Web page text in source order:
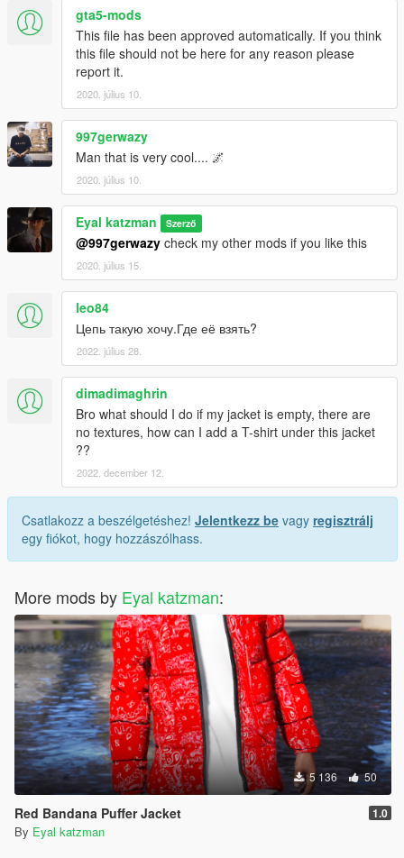
gta5-mods
This file has been approved automatically. If you think
this file should not be here for any reason please
report it.
2020. július 10.
997gerwazy
Man that is very cool.... 🌌
2020. július 10.
Eyal katzman Szerző
@997gerwazy check my other mods if you like this
2020. július 15.
leo84
Цепь такую хочу.Где её взять?
2022. július 28.
dimadimaghrin
Bro what should I do if my jacket is empty, there are
no textures, how can I add a T-shirt under this jacket
??
2022. december 12.
Csatlakozz a beszélgetéshez! Jelentkezz be vagy regisztrálj
egy fiókot, hogy hozzászólhass.
More mods by Eyal katzman:
5 136 50
Red Bandana Puffer Jacket 1.0
By Eyal katzman